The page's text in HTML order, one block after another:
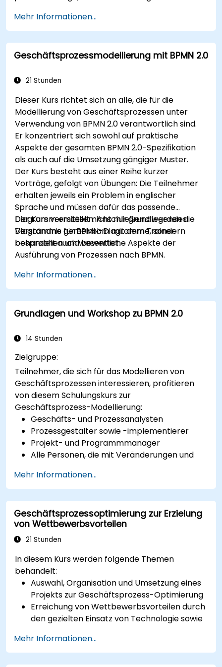
Systemarchitekturen an das sich wandelnde
Wettbewerbsumfeld angepasst werden.
Mehr Informationen...
Geschäftsprozessmodellierung mit BPMN 2.0
21 Stunden
Dieser Kurs richtet sich an alle, die für die
Modellierung von Geschäftsprozessen unter
Verwendung von BPMN 2.0 verantwortlich sind.
Er konzentriert sich sowohl auf praktische
Aspekte der gesamten BPMN 2.0-Spezifikation
als auch auf die Umsetzung gängiger Muster.
Der Kurs besteht aus einer Reihe kurzer
Vorträge, gefolgt von Übungen: Die Teilnehmer
erhalten jeweils ein Problem in englischer
Sprache und müssen dafür das passende
Diagramm erstellen. Anschließend werden die
Diagramme gemeinsam mit dem Trainer
besprochen und bewertet.
Der Kurs vermittelt nicht nur grundlegendes
Verständnis für BPMN-Diagramme, sondern
behandelt auch wesentliche Aspekte der
Ausführung von Prozessen nach BPMN.
Mehr Informationen...
Grundlagen und Workshop zu BPMN 2.0
14 Stunden
Zielgruppe:
Teilnehmer, die sich für das Modellieren von
Geschäftsprozessen interessieren, profitieren
von diesem Schulungskurs zur
Geschäftsprozess-Modellierung:
Geschäfts- und Prozessanalysten
Prozessgestalter sowie -implementierer
Projekt- und Programmmanager
Alle Personen, die mit Veränderungen und
haben.
Mehr Informationen...
Geschäftsprozessoptimierung zur Erzielung
von Wettbewerbsvorteilen
21 Stunden
In diesem Kurs werden folgende Themen
behandelt:
Auswahl, Organisation und Umsetzung eines
Projekts zur Geschäftsprozess-Optimierung
Erreichung von Wettbewerbsvorteilen durch
den gezielten Einsatz von Technologie sowie
Maximale Kundenzufriedenheit durch eine
Prozessgestaltung, die exakt auf die
Mehr Informationen...